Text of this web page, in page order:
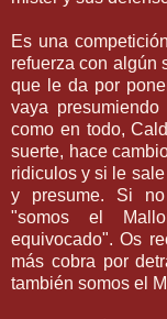
Es una
refuerza con algún
que le da por
vaya
como en todo,
suerte, hace
ridiculos y si le
y presume. Si
"somos el
equivocado". Os
más cobra por
también somos el